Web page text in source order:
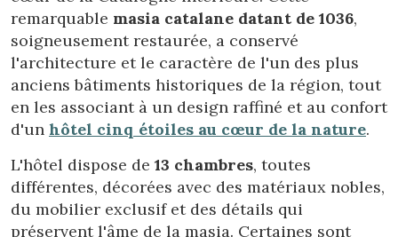
remarquable masia catalane datant de 1036,
soigneusement restaurée, a conservé
l'architecture et le caractère de l'un des plus
anciens bâtiments historiques de la région, tout
en les associant à un design raffiné et au confort
d'un hôtel cinq étoiles au cœur de la nature.
L'hôtel dispose de 13 chambres, toutes
différentes, décorées avec des matériaux nobles,
du mobilier exclusif et des détails qui
préservent l'âme de la masia. Certaines sont